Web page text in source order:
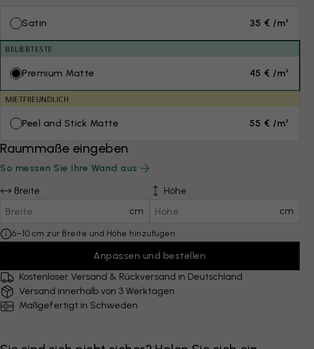
Satin 35 € /m²
BELIEBTESTE
Premium Matte 45 € /m²
MIETFREUNDLICH
Peel and Stick Matte 55 € /m²
Raummaße eingeben
So messen Sie Ihre Wand aus
Breite
cm
Höhe
cm
6–10 cm zur Breite und Höhe hinzufügen
Anpassen und bestellen
Kostenloser Versand & Rückversand in Deutschland
Versand innerhalb von 3 Werktagen
Maßgefertigt in Schweden